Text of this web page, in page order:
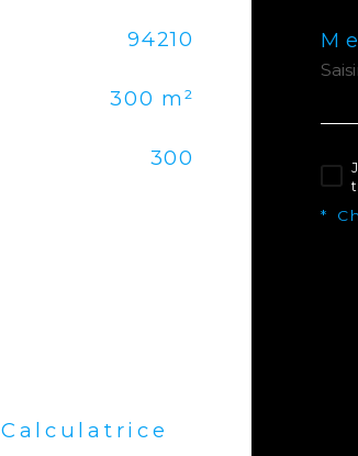
94210
300 m²
300
Calculatrice
*